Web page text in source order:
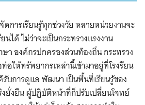
ดการเรียนรู้ทุกช่วงวัย หลายหน่วยงานจะ
นได้ ไม่ว่าจะเป็นกระทรวงแรงงาน
า องค์กรปกครองส่วนท้องถิ่น กระทรวง
อให้ทรัพยากรเหล่านี้เข้ามาอยู่ที่โรงรียน
รับการดูแล พัฒนา เป็นพื้นที่เรียนรู้ของ
ยั่งยืน ผู้ปฏิบัติหน้าที่ก็ปรับเปลี่ยนโจทย์